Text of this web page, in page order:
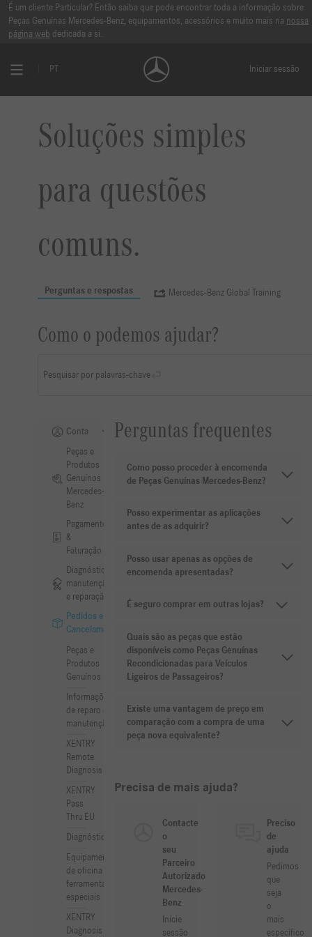
É um cliente Particular? Então saiba que pode encontrar toda a informação sobre
Peças Genuínas Mercedes-Benz, equipamentos, acessórios e muito mais na nossa
página web dedicada a si.
PT Iniciar sessão
Soluções simples
para questões
comuns.
Perguntas e respostas Mercedes-Benz Global Training
Como o podemos ajudar?
Pesquisar por palavras-chave
Conta
Peças e
Produtos
Genuínos
Mercedes-
Benz
Pagamento
&
Faturação
Diagnóstico,
manutenção
e reparação
Pedidos e
Cancelamentos
Peças e
Produtos
Genuínos
Informações
de reparo e
manutenção
XENTRY
Remote
Diagnosis
XENTRY
Pass
Thru EU
Diagnóstico
Equipamentos
de oficina e
ferramentas
especiais
XENTRY
Diagnosis
Perguntas frequentes
Como posso proceder à encomenda
de Peças Genuínas Mercedes-Benz?
Posso experimentar as aplicações
antes de as adquirir?
Posso usar apenas as opções de
encomenda apresentadas?
É seguro comprar em outras lojas?
Quais são as peças que estão
disponíveis como Peças Genuínas
Recondicionadas para Veículos
Ligeiros de Passageiros?
Existe uma vantagem de preço em
comparação com a compra de uma
peça nova equivalente?
Precisa de mais ajuda?
Contacte
o
seu
Parceiro
Autorizado
Mercedes-
Benz
Inicie
sessão
Preciso
de
ajuda
Pedimos
que
seja
o
mais
específico